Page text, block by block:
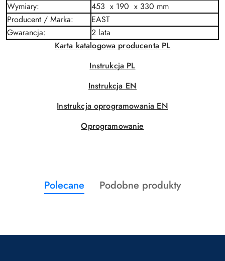
Wymiary:
453 x 190 x 330 mm
Producent / Marka:
EAST
Gwarancja:
2 lata
Karta katalogowa producenta PL
Instrukcja PL
Instrukcja EN
Instrukcja oprogramowania EN
Oprogramowanie
Pomiń karuzelę produktów
Produkty
o
Polecane
Produkty
Podobne produkty